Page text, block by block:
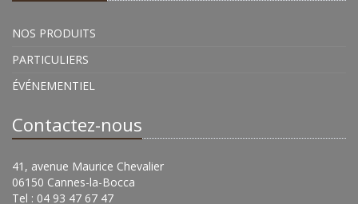
NOS PRODUITS
PARTICULIERS
ÉVÉNEMENTIEL
Contactez-nous
41, avenue Maurice Chevalier
06150 Cannes-la-Bocca
Tel : 04 93 47 67 47